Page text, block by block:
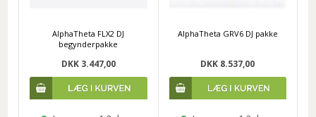
AlphaTheta FLX2 DJ
begynderpakke
DKK 3.447,00
AlphaTheta GRV6 DJ pakke
DKK 8.537,00